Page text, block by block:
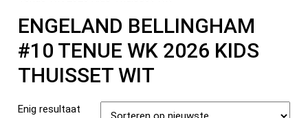
ENGELAND BELLINGHAM
#10 TENUE WK 2026 KIDS
THUISSET WIT
Enig resultaat